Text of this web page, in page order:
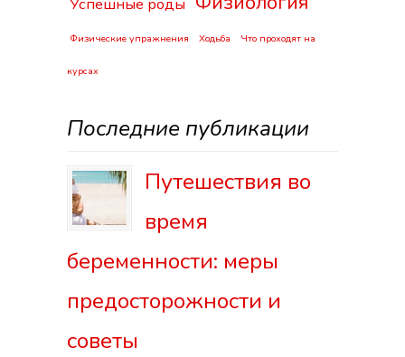
Физические упражнения Ходьба Что проходят на
курсах
Последние публикации
Путешествия во
время
беременности: меры
предосторожности и
советы